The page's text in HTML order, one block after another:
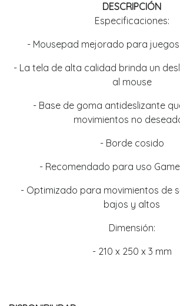
DESCRIPCIÓN
Especificaciones:
- Mousepad mejorado para
- La tela de alta calidad brinda un
al mouse
- Base de goma antideslizante
movimientos no
- Borde cosido
- Recomendado para uso
- Optimizado para movimientos de
bajos y altos
Dimensión:
- 210 x 250 x 3 mm